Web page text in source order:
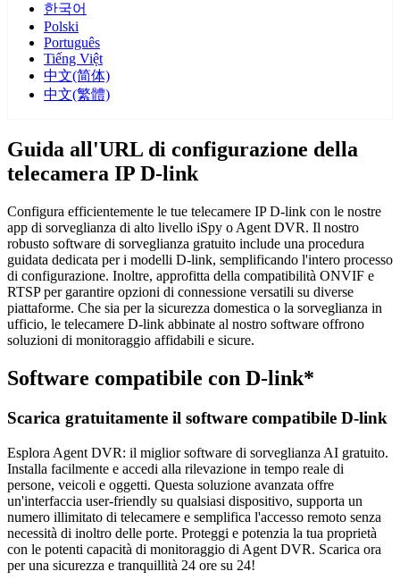
한국어
Polski
Português
Tiếng Việt
中文(简体)
中文(繁體)
Guida all'URL di configurazione della
telecamera IP D-link
Configura efficientemente le tue telecamere IP D-link con le nostre
app di sorveglianza di alto livello iSpy o Agent DVR. Il nostro
robusto software di sorveglianza gratuito include una procedura
guidata dedicata per i modelli D-link, semplificando l'intero processo
di configurazione. Inoltre, approfitta della compatibilità ONVIF e
RTSP per garantire opzioni di connessione versatili su diverse
piattaforme. Che sia per la sicurezza domestica o la sorveglianza in
ufficio, le telecamere D-link abbinate al nostro software offrono
soluzioni di monitoraggio affidabili e sicure.
Software compatibile con D-link*
Scarica gratuitamente il software compatibile D-link
Esplora Agent DVR: il miglior software di sorveglianza AI gratuito.
Installa facilmente e accedi alla rilevazione in tempo reale di
persone, veicoli e oggetti. Questa soluzione avanzata offre
un'interfaccia user-friendly su qualsiasi dispositivo, supporta un
numero illimitato di telecamere e semplifica l'accesso remoto senza
necessità di inoltro delle porte. Proteggi e potenzia la tua proprietà
con le potenti capacità di monitoraggio di Agent DVR. Scarica ora
per una sicurezza e tranquillità 24 ore su 24!